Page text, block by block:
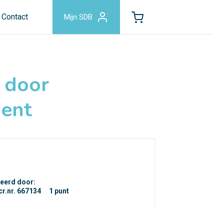
Contact Mijn SDB
door
door:
667134 1 punt